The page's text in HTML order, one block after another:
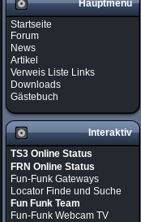
Hauptmenü
Startseite
Forum
News
Artikel
Verweis Liste Links
Downloads
Gästebuch
Interaktiv
TS3 Online Status
FRN Online Status
Fun-Funk Gateways
Locator Finde und Suche
Fun Funk Team
Fun-Funk Webcam TV